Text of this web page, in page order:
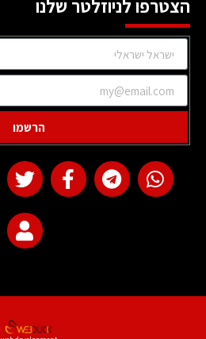
הצטרפו לניוזלטר שלנו
הרשמו